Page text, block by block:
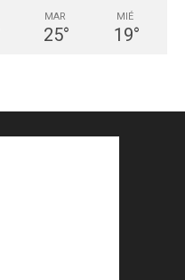
MAR
25°
MIÉ
19°